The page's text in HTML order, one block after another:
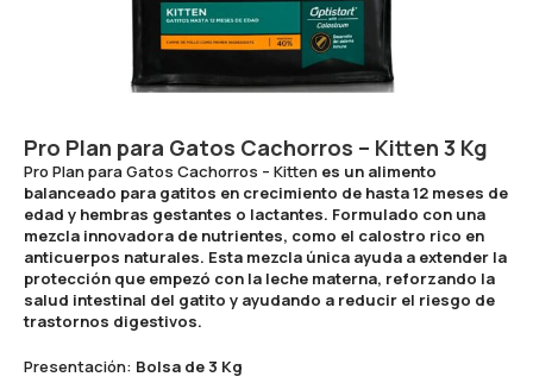
Pro Plan para Gatos Cachorros – Kitten 3 Kg
Pro Plan para Gatos Cachorros – Kitten es un alimento
balanceado para gatitos en crecimiento de hasta 12 meses de
edad y hembras gestantes o lactantes. Formulado con una
mezcla innovadora de nutrientes, como el calostro rico en
anticuerpos naturales. Esta mezcla única ayuda a extender la
protección que empezó con la leche materna, reforzando la
salud intestinal del gatito y ayudando a reducir el riesgo de
trastornos digestivos.
Presentación: Bolsa de 3 Kg